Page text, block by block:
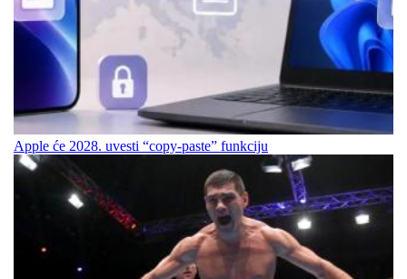
Apple će 2028. uvesti “copy-paste” funkciju